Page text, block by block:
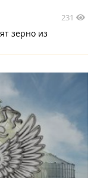
231
зерно из